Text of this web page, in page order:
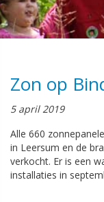
Zon op
5 april 2019
Alle 660
in Leersum en de
verkocht. Er is een
installaties in